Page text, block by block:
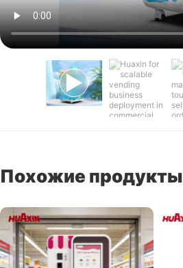
Похожие продукты